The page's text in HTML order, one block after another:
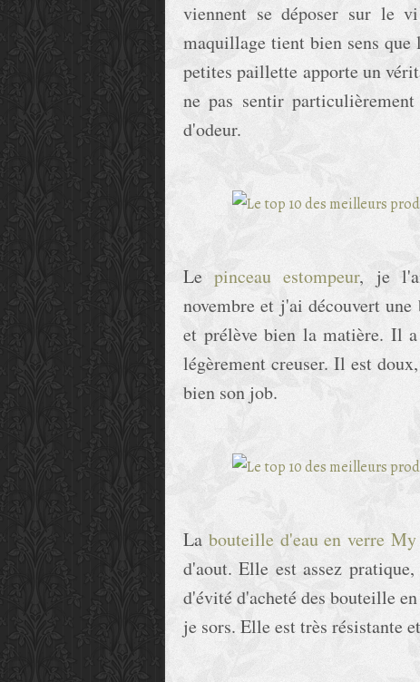
viennent se déposer sur le
maquillage tient bien sens que
petites paillette apporte un
ne pas sentir
d'odeur.
Lepinceau estompeur, je l'ai
novembre et j'ai découvert
et prélève bien la matière. Il
légèrement creuser. Il est
bien son job.
La bouteille d'eau en verre
d'aout. Elle est assez
d'évité d'acheté des bouteille
je sors. Elle est très résistante